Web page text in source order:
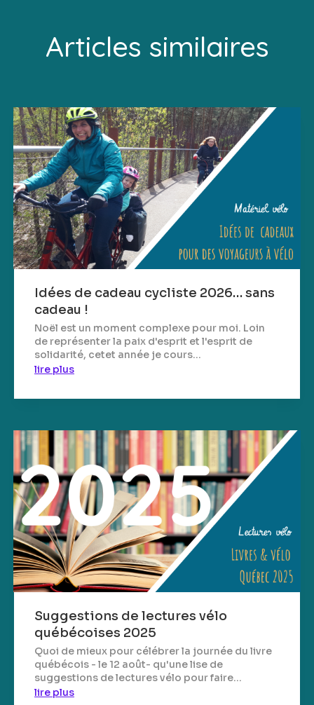
Articles similaires
Idées de cadeau cycliste 2026… sans
cadeau !
Noël est un moment complexe pour moi. Loin
de représenter la paix d'esprit et l'esprit de
solidarité, cetet année je cours...
lire plus
Suggestions de lectures vélo
québécoises 2025
Quoi de mieux pour célébrer la journée du livre
québécois - le 12 août- qu'une lise de
suggestions de lectures vélo pour faire...
lire plus